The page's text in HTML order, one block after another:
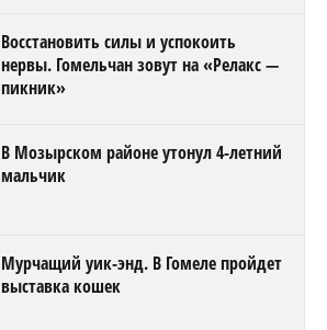
Восстановить силы и успокоить
нервы. Гомельчан зовут на «Релакс —
пикник»
В Мозырском районе утонул 4-летний
мальчик
Мурчащий уик-энд. В Гомеле пройдет
выставка кошек